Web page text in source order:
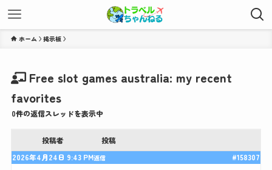
ホーム
Free slot games australia: my recent
favorites
0件の返信スレッドを表示中
投稿者
投稿
2026年4月24日 9:43 PM
#158307
返信